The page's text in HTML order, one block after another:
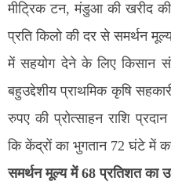
मीट्रिक टन, मंडुआ की खरीद
प्रति किलो की दर से समर्थन
में सहयोग देने के लिए किसान
बहुउद्देशीय प्राथमिक कृषि
रुपए की प्रोत्साहन राशि
कि केंद्रों का भुगतान 72 घंटे में
समर्थन मूल्य में 68 प्रतिशत का